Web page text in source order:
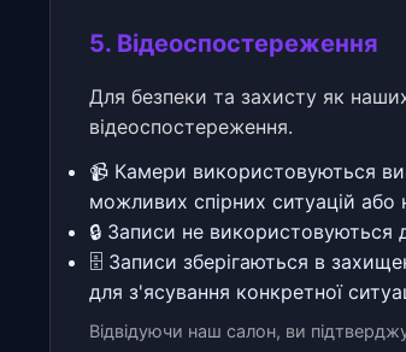
5. Відеоспостереження
Для безпеки та захисту як
відеоспостереження.
📹 Камери використовуються
можливих спірних ситуацій або
🔒 Записи не використовуються
🗄️ Записи зберігаються в
для з'ясування конкретної
Відвідуючи наш салон, ви